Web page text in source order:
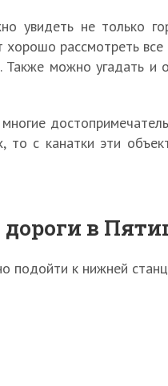
увидеть не только
хорошо рассмотреть
Также можно угадать и
то с канатки эти
в
подойти к нижней